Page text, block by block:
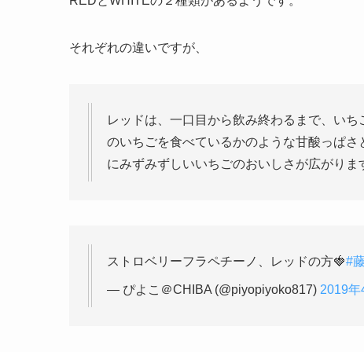
それぞれの違いですが、
レッドは、一口目から飲み終わるまで、い
のいちごを食べているかのような甘酸っぱ
にみずみずしいいちごのおいしさが広がりま
ストロベリーフラペチーノ、レッドの方🍓#
— ぴよこ＠CHIBA (@piyopiyoko817) 2019年